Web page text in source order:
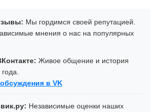
Мы гордимся своей репутацией.
мнения о нас на популярных
Живое общение и история
в VK
Независимые оценки наших